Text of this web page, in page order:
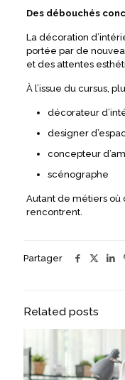
Des débouchés
La décoration
portée par de
et des attentes
À l’issue du cursus,
décorateur
designer
concepteur
scénographe
Autant de métiers où
rencontrent.
Partager
Related posts